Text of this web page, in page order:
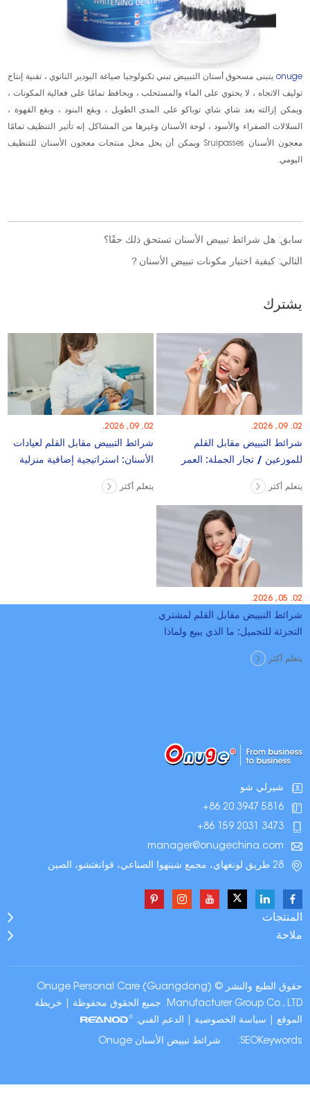
onuge يتبنى مسحوق أسنان التبييض تبني تكنولوجيا صياغة البودير النانوي ، تقنية إنتاج
توليف الاتجاه ، لا يحتوي على الماء والمستحلب ، ويحافظ تمامًا على فعالية المكونات ،
ويمكن إزالته بعد شاي شاي توباكو على المدى الطويل ، وبقع البنود ، وبقع القهوة ،
السلالات الصفراء والأسود ، لوحة الأسنان وغيرها من المشاكل. إنه تأثير التنظيف تمامًا
معجون الأسنان Sruipasses ويمكن أن يحل محل منتجات معجون الأسنان للتنظيف
اليومي.
سابق:هل شرائط تبييض الأسنان تستحق ذلك حقًا؟
التالي: كيفية اختيار مكونات تبييض الأسنان？
يشترك
02. 09, 2026.
شرائط التبييض مقابل القلم
للموزعين / تجار الجملة: العمر
الافتراضي ، الشحن ، المطالبات
يتعلم أكثر
02. 09, 2026.
شرائط التبييض مقابل القلم لعيادات
الأسنان: استراتيجية إضافية منزلية
يتعلم أكثر
02. 05, 2026.
شرائط التبييض مقابل القلم لمشتري
التجزئة للتجميل: ما الذي يبيع ولماذا
يتعلم أكثر
شيرلي شو
+86 20 3947 5816
+86 159 2031 3473
manager@onugechina.com
28 طريق لونغهاي، مجمع شينهوا الصناعي، قوانغتشو، الصين
المنتجات
ملاحة
حقوق الطبع والنشر © Onuge Personal Care (Guangdong)
Manufacturer Group Co., LTD. جميع الحقوق محفوظة |
خريطة
الموقع
سياسة الخصوصية | الدعم الفني:
SEOKeywords: شرائط تبييض الأسنان Onuge